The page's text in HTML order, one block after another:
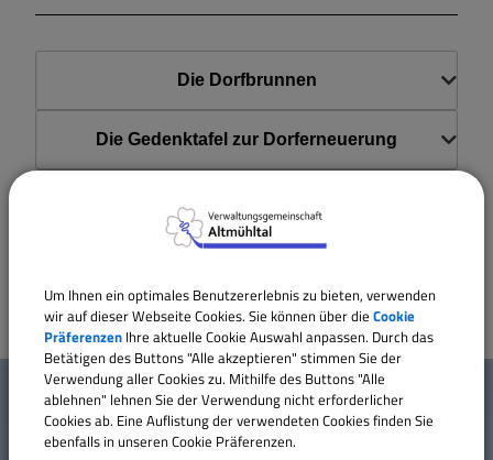
Gegend
Geschichte
Wappen
Gemeinderat
Gemeindeteile
Dorfwettbewerb
Mitteilungsblatt
Die Dorfbrunnen
Die Gedenktafel zur Dorferneuerung
W
Mehr entdecken
Kontakt
Um Ihnen ein optimales Benutzererlebnis zu bieten, verwenden
wir auf dieser Webseite Cookies. Sie können über die Cookie
Präferenzen Ihre aktuelle Cookie Auswahl anpassen. Durch das
Betätigen des Buttons "Alle akzeptieren" stimmen Sie der
Verwendung aller Cookies zu. Mithilfe des Buttons "Alle
ablehnen" lehnen Sie der Verwendung nicht erforderlicher
Cookies ab. Eine Auflistung der verwendeten Cookies finden Sie
ebenfalls in unseren Cookie Präferenzen.